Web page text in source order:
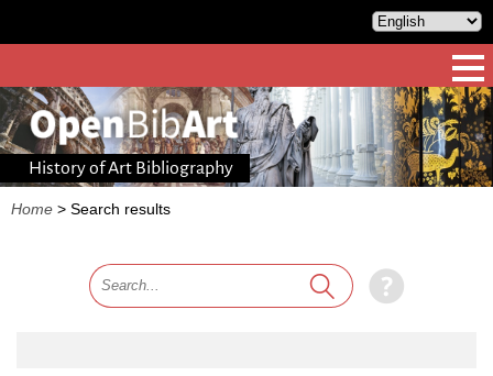
History of Art Bibliography
Home > Search results